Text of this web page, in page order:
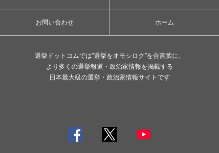
お問い合わせ ホーム
選挙ドットコムでは”選挙をオモシロク”を合言葉に、
より多くの選挙報道・政治家情報を掲載する
日本最大級の選挙・政治家情報サイトです